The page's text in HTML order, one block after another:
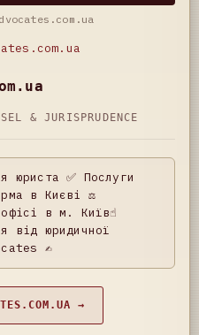
& JURISPRUDENCE
юриста ✅ Послуги
в Києві ⚖️
в м. Київ☝
від юридичної
✍
→